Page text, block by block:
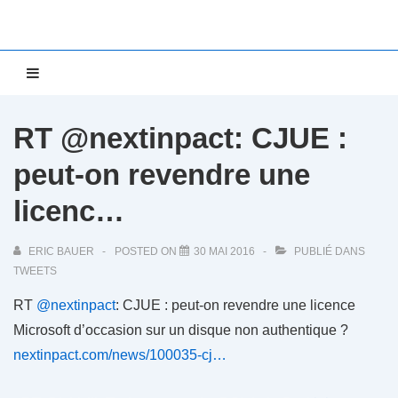
RT @nextinpact: CJUE :
peut-on revendre une
licenc…
ERIC BAUER POSTED ON 30 MAI 2016
PUBLIÉ DANS
TWEETS
RT @nextinpact: CJUE : peut-on revendre une licence
Microsoft d’occasion sur un disque non authentique ?
nextinpact.com/news/100035-cj…